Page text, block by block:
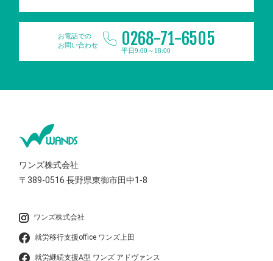
お電話での
お問い合わせ
0268-71-6505
平日9:00～18:00
ワンズ株式会社
〒389-0516長野県東御市田中1-8
ワンズ株式会社
就労移行支援office ワンズ上田
就労継続支援A型 ワンズ アドヴァンス